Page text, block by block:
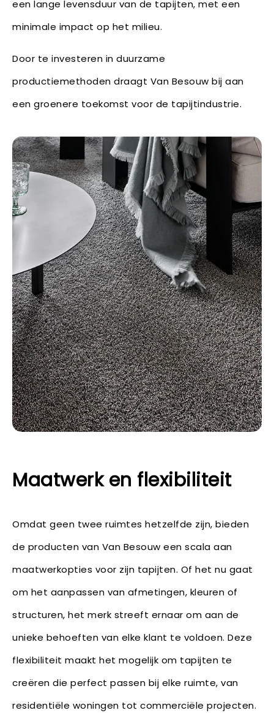
een lange levensduur van de tapijten, met een
minimale impact op het milieu.
Door te investeren in duurzame
productiemethoden draagt Van Besouw bij aan
een groenere toekomst voor de tapijtindustrie.
Maatwerk en flexibiliteit
Omdat geen twee ruimtes hetzelfde zijn, bieden
de producten van Van Besouw een scala aan
maatwerkopties voor zijn tapijten. Of het nu gaat
om het aanpassen van afmetingen, kleuren of
structuren, het merk streeft ernaar om aan de
unieke behoeften van elke klant te voldoen. Deze
flexibiliteit maakt het mogelijk om tapijten te
creëren die perfect passen bij elke ruimte, van
residentiële woningen tot commerciële projecten.